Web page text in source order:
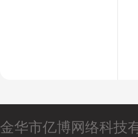
金华市亿博网络科技